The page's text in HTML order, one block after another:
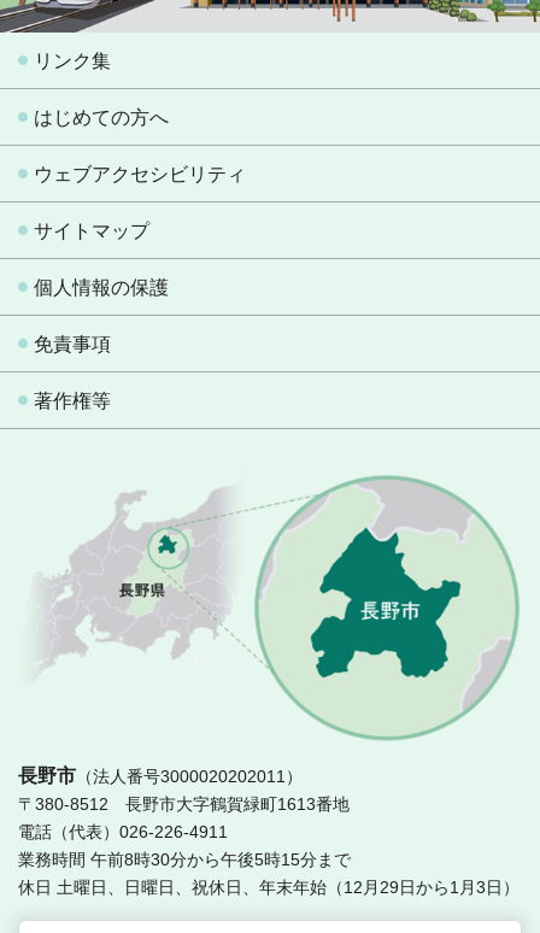
リンク集
はじめての方へ
ウェブアクセシビリティ
サイトマップ
個人情報の保護
免責事項
著作権等
長野市 （法人番号3000020202011）
〒380-8512 長野市大字鶴賀緑町1613番地
電話（代表）026-226-4911
業務時間 午前8時30分から午後5時15分まで
休日 土曜日、日曜日、祝休日、年末年始（12月29日から1月3日）